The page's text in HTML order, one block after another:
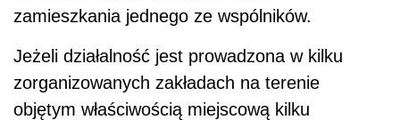
zamieszkania jednego ze wspólników.
Jeżeli działalność jest prowadzona w kilku
zorganizowanych zakładach na terenie
objętym właściwością miejscową kilku